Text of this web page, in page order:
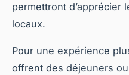
permettront d’apprécier
locaux.
Pour une expérience
offrent des déjeuners